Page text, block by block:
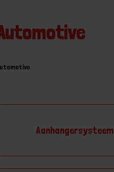
Aanhangersysteem